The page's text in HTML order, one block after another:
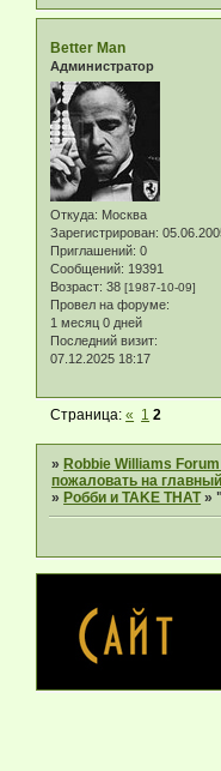
Better Man
Администратор
Откуда: Москва
Зарегистрирован:
Приглашений: 0
Сообщений: 19391
Возраст: 38 [1987-10-09]
Провел на форуме:
1 месяц 0 дней
Последний визит:
07.12.2025 18:17
Страница:« 1 2
» Robbie Williams
пожаловать на
» Робби и TAKE THAT »